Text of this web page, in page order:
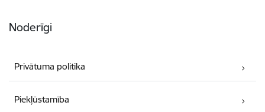
Noderīgi
Privātuma politika
Piekļūstamība